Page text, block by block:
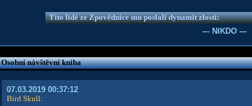
Tito lidé ze Zpovědnice mu poslali dynamit zlosti:
--- NIKDO ---
Osobní návštěvní kniha
07.03.2019 00:37:12
Bird Skull: